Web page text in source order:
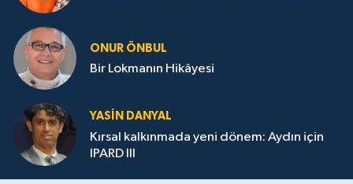
ONUR ÖNBUL
Bir Lokmanın Hikâyesi
YASIN DANYAL
Kırsal kalkınmada yeni dönem: Aydın için
IPARD III